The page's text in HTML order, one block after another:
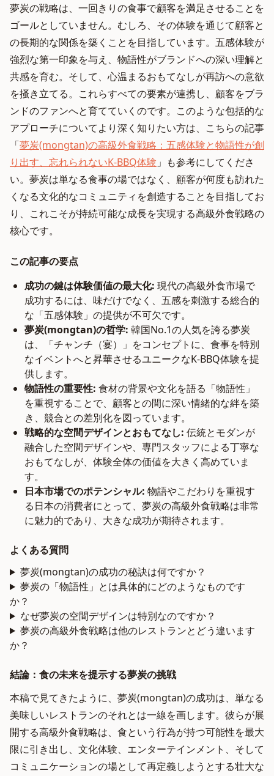
夢炭の戦略は、一回きりの食事で顧客を満足させることを
ゴールとしていません。むしろ、その体験を通じて顧客と
の長期的な関係を築くことを目指しています。五感体験が
強烈な第一印象を与え、物語性がブランドへの深い理解と
共感を育む。そして、心温まるおもてなしが再訪への意欲
を掻き立てる。これらすべての要素が連携し、顧客をブラ
ンドのファンへと育てていくのです。このような包括的な
アプローチについてより深く知りたい方は、こちらの記事
「夢炭(mongtan)の高級外食戦略：五感体験と物語性が創
り出す、忘れられないK-BBQ体験 」も参考にしてくださ
い。夢炭は単なる食事の場ではなく、顧客が何度も訪れた
くなる文化的なコミュニティを創造することを目指してお
り、これこそが持続可能な成長を実現する高級外食戦略の
核心です。
この記事の要点
成功の鍵は体験価値の最大化: 現代の高級外食市場で
成功するには、味だけでなく、五感を刺激する総合的
な「五感体験」の提供が不可欠です。
夢炭(mongtan)の哲学: 韓国No.1の人気を誇る夢炭
は、「チャンチ（宴）」をコンセプトに、食事を特別
なイベントへと昇華させるユニークなK-BBQ体験を提
供します。
物語性の重要性: 食材の背景や文化を語る「物語性」
を重視することで、顧客との間に深い情緒的な絆を築
き、競合との差別化を図っています。
戦略的な空間デザインとおもてなし: 伝統とモダンが
融合した空間デザインや、専門スタッフによる丁寧な
おもてなしが、体験全体の価値を大きく高めていま
す。
日本市場でのポテンシャル: 物語やこだわりを重視す
る日本の消費者にとって、夢炭の高級外食戦略は非常
に魅力的であり、大きな成功が期待されます。
よくある質問
夢炭(mongtan)の成功の秘訣は何ですか？
夢炭の「物語性」とは具体的にどのようなものです
か？
なぜ夢炭の空間デザインは特別なのですか？
夢炭の高級外食戦略は他のレストランとどう違います
か？
結論：食の未来を提示する夢炭の挑戦
本稿で見てきたように、夢炭(mongtan)の成功は、単なる
美味しいレストランのそれとは一線を画します。彼らが展
開する高級外食戦略は、食という行為が持つ可能性を最大
限に引き出し、文化体験、エンターテインメント、そして
コミュニケーションの場として再定義しようとする壮大な